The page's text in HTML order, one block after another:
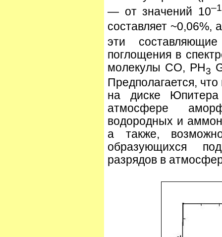
— от значений 10–1
составляет ~0,06%,
эти
поглощения в
молекулы CO, PH3
Предполагается,
на диске
атмосфере
водородных и
а также,
образующихся
разрядов в